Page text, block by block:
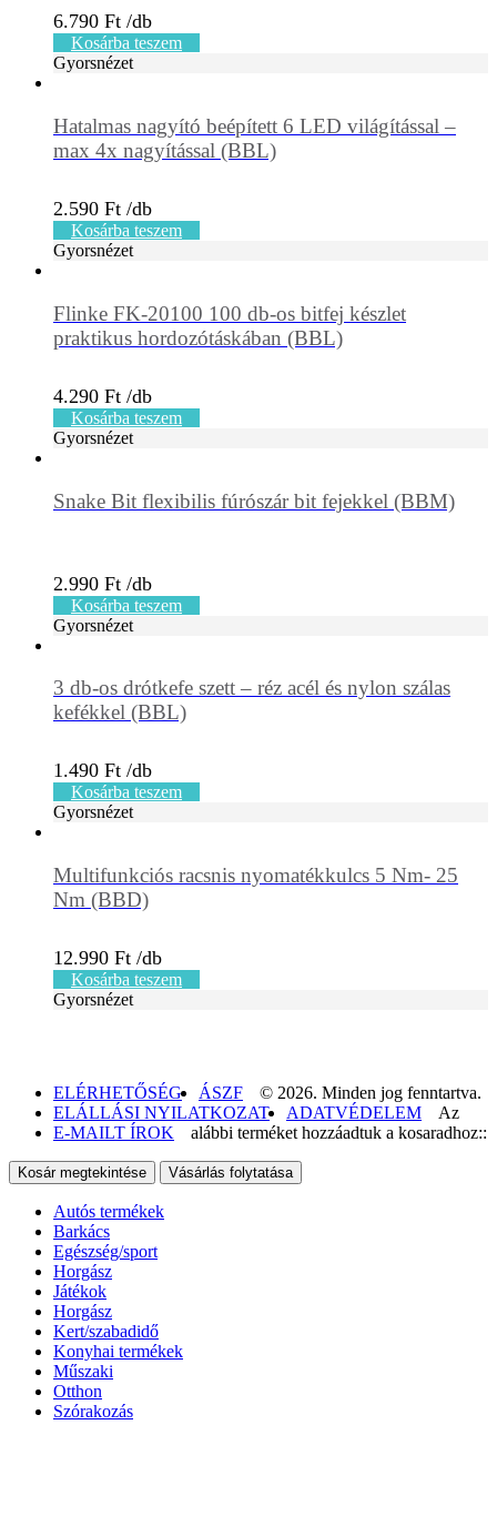
6.790 Ft
Kosárba teszem
Gyorsnézet
Hatalmas nagyító beépített 6 LED világítással –
max 4x nagyítással (BBL)
2.590 Ft
Kosárba teszem
Gyorsnézet
Flinke FK-20100 100 db-os bitfej készlet
praktikus hordozótáskában (BBL)
4.290 Ft
Kosárba teszem
Gyorsnézet
Snake Bit flexibilis fúrószár bit fejekkel (BBM)
2.990 Ft
Kosárba teszem
Gyorsnézet
3 db-os drótkefe szett – réz acél és nylon szálas
kefékkel (BBL)
1.490 Ft
Kosárba teszem
Gyorsnézet
Multifunkciós racsnis nyomatékkulcs 5 Nm- 25
Nm (BBD)
12.990 Ft
Kosárba teszem
Gyorsnézet
ELÉRHETŐSÉG
ÁSZF
ELÁLLÁSI NYILATKOZAT
ADATVÉDELEM
E-MAILT ÍROK
© 2026. Minden jog fenntartva.
Az
alábbi terméket hozzáadtuk a kosaradhoz::
Kosár megtekintése Vásárlás folytatása
Autós termékek
Barkács
Egészség/sport
Horgász
Játékok
Horgász
Kert/szabadidő
Konyhai termékek
Műszaki
Otthon
Szórakozás